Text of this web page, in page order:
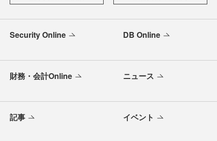
Security Online DB Online
財務・会計Online ニュース
記事 イベント